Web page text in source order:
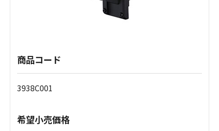
商品コード
3938C001
希望小売価格